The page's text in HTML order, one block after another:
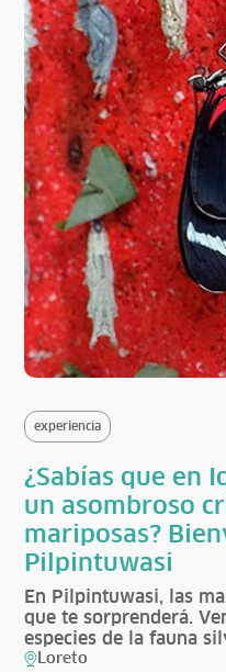
experiencia
¿Sabías que en
un asombroso
mariposas?
Pilpintuwasi
En Pilpintuwasi, las
que te sorprenderá.
especies de la fauna
Loreto